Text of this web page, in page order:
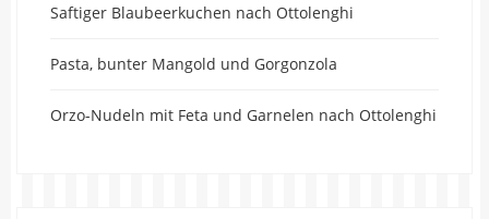
Saftiger Blaubeerkuchen nach Ottolenghi
Pasta, bunter Mangold und Gorgonzola
Orzo-Nudeln mit Feta und Garnelen nach Ottolenghi